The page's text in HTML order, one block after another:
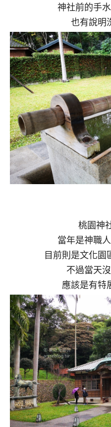
神社前的手
也有說明
桃園神
當年是神職
目前則是文化園
不過當天
應該是有特